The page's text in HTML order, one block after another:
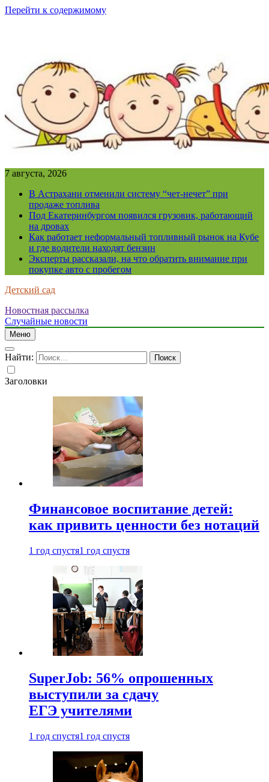
Перейти к содержимому
7 августа, 2026
В Астрахани отменили систему “чет-нечет” при
продаже топлива
Под Екатеринбургом появился грузовик, работающий
на дровах
Как работает неформальный топливный рынок на Кубе
и где водители находят бензин
Эксперты рассказали, на что обратить внимание при
покупке авто с пробегом
Детский сад
Новостная рассылка
Случайные новости
Меню
Найти:
Заголовки
Финансовое воспитание детей:
как привить ценности без нотаций
1 год спустя1 год спустя
SuperJob: 56% опрошенных
выступили за сдачу
ЕГЭ учителями
1 год спустя1 год спустя